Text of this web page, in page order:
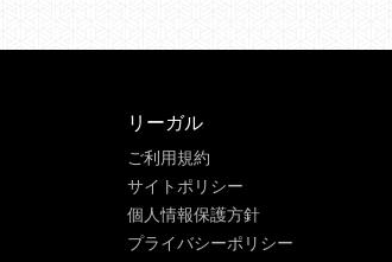
リーガル
ご利用規約
サイトポリシー
個人情報保護方針
プライバシーポリシー